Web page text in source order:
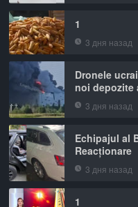
1
3 дня назад
Dronele
noi depozite
3 дня назад
Echipajul al
Reacționare
3 дня назад
1